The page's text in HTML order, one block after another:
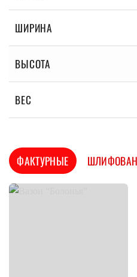
ШИРИНА
ВЫСОТА
ВЕС
ФАКТУРНЫЕ